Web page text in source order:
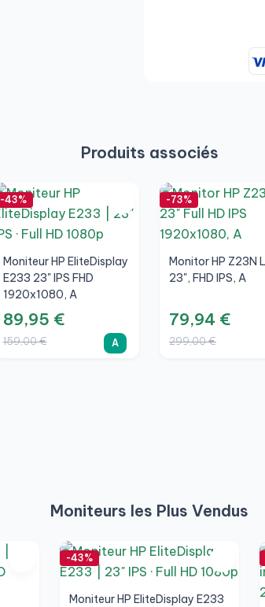
Produits associés
-43%
Moniteur HP EliteDisplay
E233 23" IPS FHD
1920x1080, A
89,95 €
159,00 € A
-73%
Monitor HP Z23N
23", FHD IPS, A
79,94 €
299,00 €
Moniteurs les Plus Vendus
-43%
Moniteur HP EliteDisplay E233